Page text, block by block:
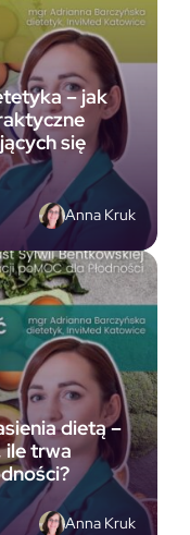
– jak
się
Anna Kruk
dietą –
ile trwa
Anna Kruk